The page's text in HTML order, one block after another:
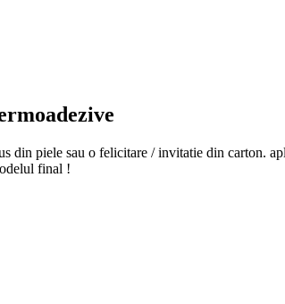
din piele sau o felicitare / invitatie din carton.
final !